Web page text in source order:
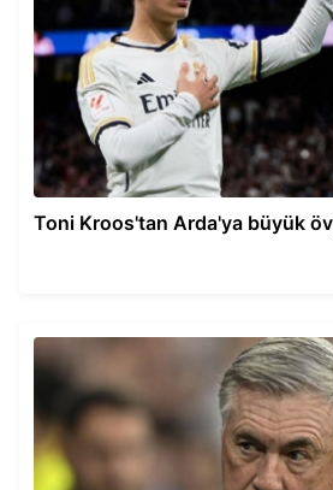
Toni Kroos'tan Arda'ya büyük